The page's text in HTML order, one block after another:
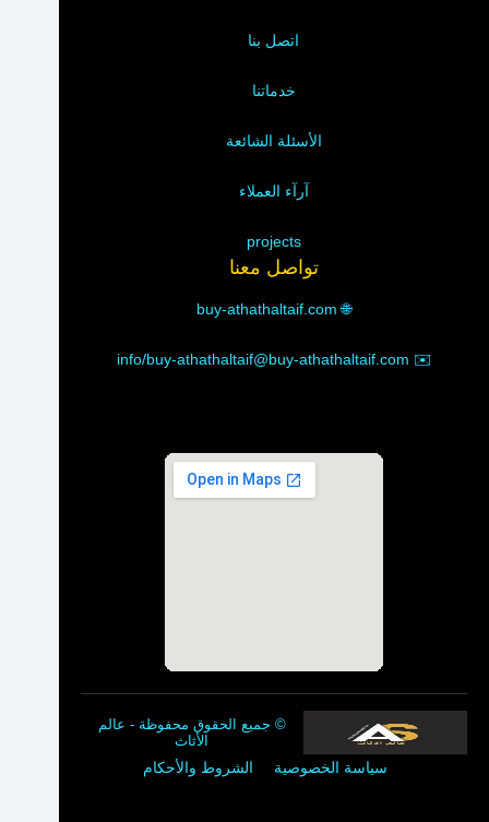
اتصل بنا
خدماتنا
الأسئلة الشائعة
آرآء العملاء
projects
تواصل معنا
🌐
buy-athathaltaif.com
✉️
info/buy-athathaltaif@buy-athathaltaif.com
© جميع الحقوق محفوظة - عالم
الأثاث
سياسة الخصوصية الشروط والأحكام